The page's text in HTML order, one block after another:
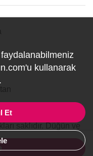
Sitesi.
kullanarak
Et